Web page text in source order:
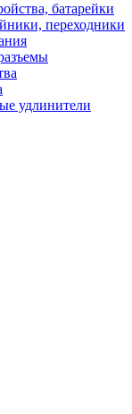
батарейки
переходники
удлинители